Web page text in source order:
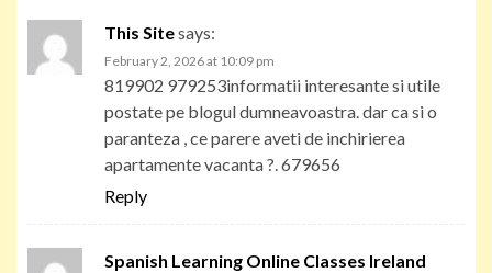
This Sitesays:
February 2, 2026 at 10:09 pm
819902 979253informatii interesante si utile
postate pe blogul dumneavoastra. dar ca si o
paranteza , ce parere aveti de inchirierea
apartamente vacanta ?. 679656
Reply
Spanish Learning Online Classes Ireland